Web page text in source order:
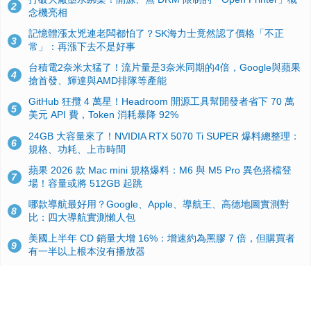
2
念機亮相
3
記憶體漲太兇連老闆都怕了？SK海力士竟然認了價格「不正
常」：再漲下去不是好事
4
台積電2奈米太猛了！流片量是3奈米同期的4倍，Google與蘋果
搶首發、輝達與AMD排隊等產能
5
GitHub 狂攬 4 萬星！Headroom 開源工具幫開發者省下 70 萬
美元 API 費，Token 消耗暴降 92%
6
24GB 大容量來了！NVIDIA RTX 5070 Ti SUPER 爆料總整理：
規格、功耗、上市時間
7
蘋果 2026 款 Mac mini 規格爆料：M6 與 M5 Pro 異色搭檔登
場！容量或將 512GB 起跳
8
哪款導航最好用？Google、Apple、導航王、高德地圖實測對
比：四大導航實測懶人包
9
美國上半年 CD 銷量大增 16%：增速約為黑膠 7 倍，但購買者
有一半以上根本沒有播放器